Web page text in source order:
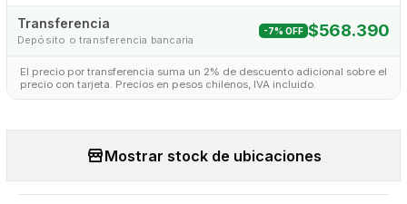
Transferencia
Depósito o transferencia bancaria
-7% OFF $568.390
El precio por transferencia suma un 2% de descuento adicional sobre el
precio con tarjeta. Precios en pesos chilenos, IVA incluido.
Mostrar stock de ubicaciones